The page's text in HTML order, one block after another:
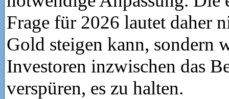
Frage für 2026 lautet daher
Gold steigen kann, sondern
Investoren inzwischen das
verspüren, es zu halten.